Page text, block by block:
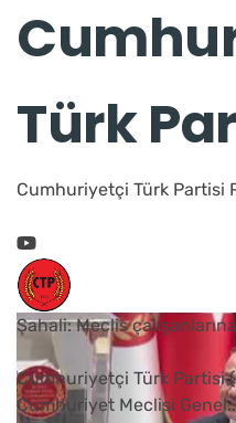
Türk
Cumhuriyetçi Türk Partisi
Şahali: Meclis
Cumhuriyetçi Türk Partisi
Cumhuriyet Meclisi Genel